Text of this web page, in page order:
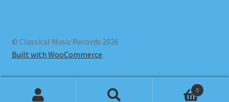
© Classical Music Records 2026
Built with WooCommerce.
0